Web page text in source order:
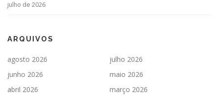
julho de 2026
ARQUIVOS
agosto 2026
julho 2026
junho 2026
maio 2026
abril 2026
março 2026